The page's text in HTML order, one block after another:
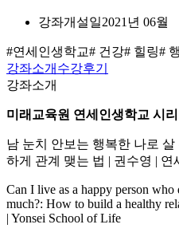
강좌개설일2021년 06월
#연세인생학교# 건강# 힐링#
강좌소개 수강후기
강좌소개
미래교육원 연세인생학교 시
남 눈치 안보는 행복한 나로
하게 관계 맺는 법 | 권수영 |
Can I live as a happy person who
much?: How to build a healthy
| Yonsei School of Life